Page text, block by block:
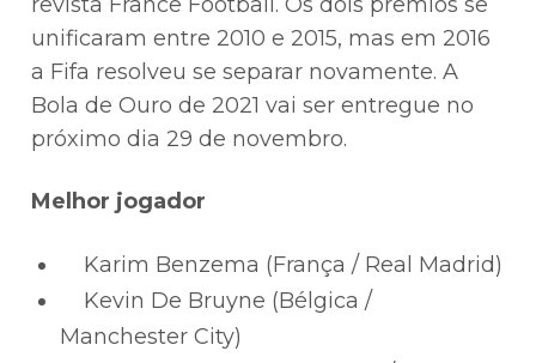
unificaram entre 2010 e 2015, mas em 2016
a Fifa resolveu se separar novamente. A
Bola de Ouro de 2021 vai ser entregue no
próximo dia 29 de novembro.
Melhor jogador
Karim Benzema (França / Real Madrid)
Kevin De Bruyne (Bélgica /
Manchester City)